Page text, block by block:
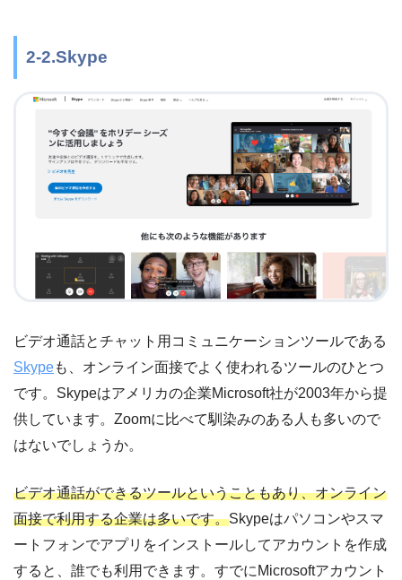
2-2.Skype
ビデオ通話とチャット用コミュニケーションツールである
Skypeも、オンライン面接でよく使われるツールのひとつ
です。Skypeはアメリカの企業Microsoft社が2003年から提
供しています。Zoomに比べて馴染みのある人も多いので
はないでしょうか。
ビデオ通話ができるツールということもあり、オンライン
面接で利用する企業は多いです。Skypeはパソコンやスマ
ートフォンでアプリをインストールしてアカウントを作成
すると、誰でも利用できます。すでにMicrosoftアカウント